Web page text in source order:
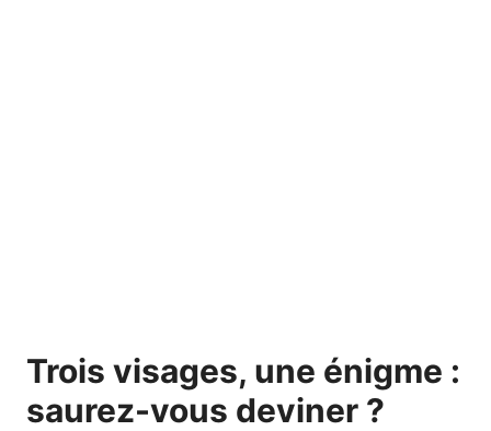
Trois visages, une énigme :
saurez-vous deviner ?